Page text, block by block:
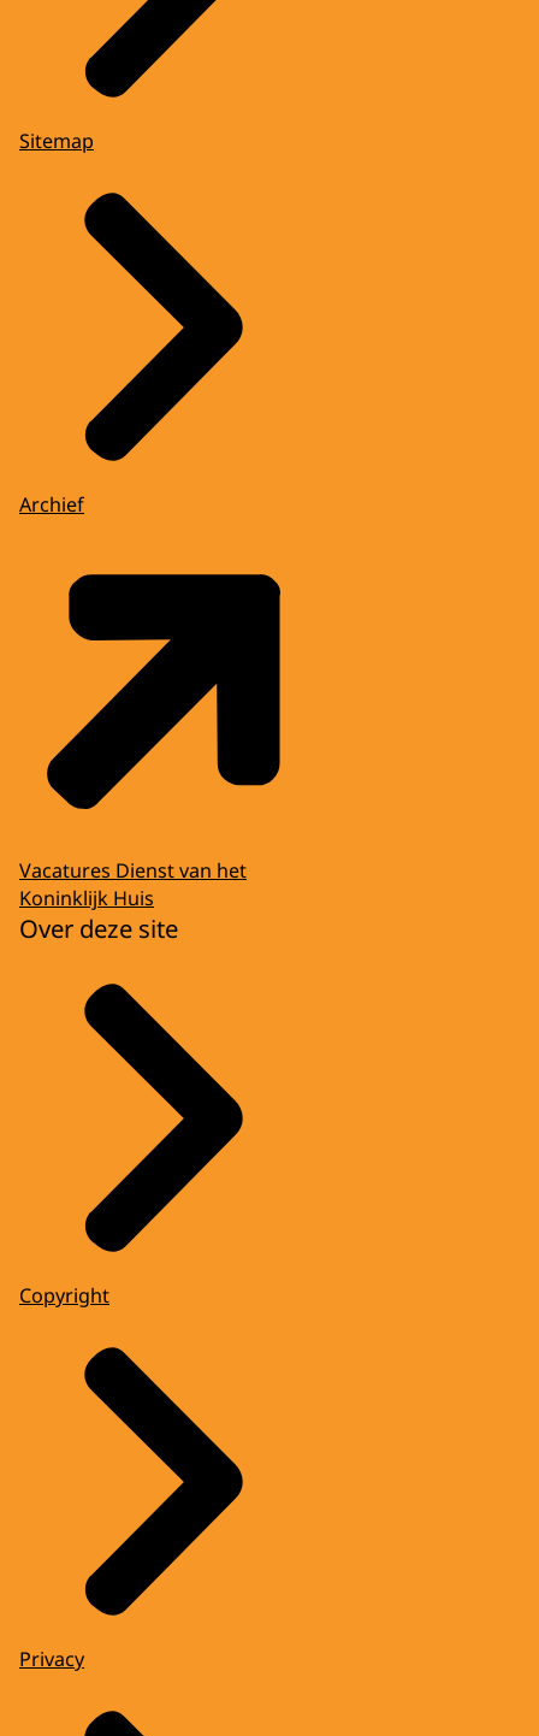
Sitemap
Archief
Vacatures Dienst van het
Koninklijk Huis
Over deze site
Copyright
Privacy